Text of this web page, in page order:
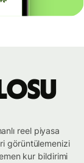
reel piyasa
görüntülemenizi
kur bildirimi